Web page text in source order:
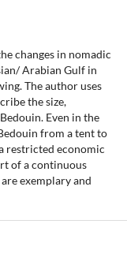
changes in nomadic
Arabian Gulf in
The author uses
the size,
Even in the
from a tent to
restricted economic
of a continuous
exemplary and